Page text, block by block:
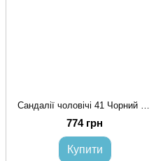
Сандалії чоловічі 41 Чорний NOVA SHOES (710014-41)*
774 грн
Купити